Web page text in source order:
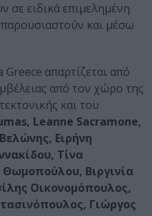
σε ειδικά επιμελημένη
και μέσω
απαρτίζεται από
από τον χώρο της
και του
Leanne Sacramone,
Ειρήνη
Τίνα
Βιργινία
Οικονομόπουλος,
Γιώργος